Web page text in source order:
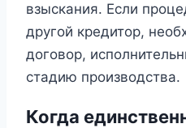
взыскания. Если
другой кредитор,
договор,
стадию производства.
Когда